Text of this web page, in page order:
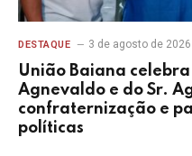
DESTAQUE 3 de agosto de 2026
União Baiana
Agnevaldo e do Sr.
confraternização e
políticas